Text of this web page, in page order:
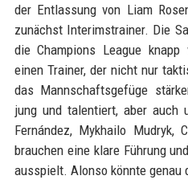
der Entlassung von Liam
zunächst Interimstrainer. Die
die Champions League
einen Trainer, der nicht nur
das Mannschaftsgefüge
jung und talentiert, aber auch
Fernández, Mykhailo Mudryk,
brauchen eine klare Führung
ausspielt. Alonso könnte genau